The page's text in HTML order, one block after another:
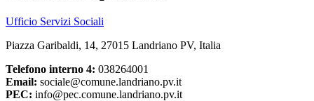
Ufficio Servizi Sociali
Piazza Garibaldi, 14, 27015 Landriano PV, Italia
Telefono interno 4: 038264001
Email: sociale@comune.landriano.pv.it
PEC: info@pec.comune.landriano.pv.it